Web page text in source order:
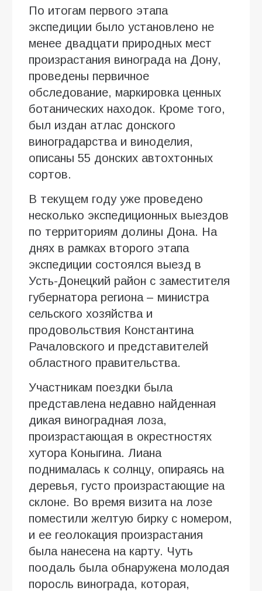
По итогам первого этапа
экспедиции было установлено не
менее двадцати природных мест
произрастания винограда на Дону,
проведены первичное
обследование, маркировка ценных
ботанических находок. Кроме того,
был издан атлас донского
виноградарства и виноделия,
описаны 55 донских автохтонных
сортов.
В текущем году уже проведено
несколько экспедиционных выездов
по территориям долины Дона. На
днях в рамках второго этапа
экспедиции состоялся выезд в
Усть-Донецкий район с заместителя
губернатора региона – министра
сельского хозяйства и
продовольствия Константина
Рачаловского и представителей
областного правительства.
Участникам поездки была
представлена недавно найденная
дикая виноградная лоза,
произрастающая в окрестностях
хутора Коныгина. Лиана
поднималась к солнцу, опираясь на
деревья, густо произрастающие на
склоне. Во время визита на лозе
поместили желтую бирку с номером,
и ее геолокация произрастания
была нанесена на карту. Чуть
поодаль была обнаружена молодая
поросль винограда, которая,